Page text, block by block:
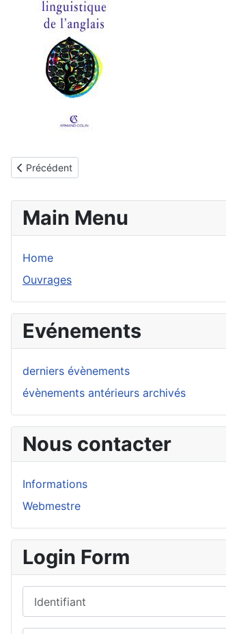
Main Menu
Home
Ouvrages
Evénements
derniers évènements
évènements antérieurs archivés
Nous contacter
Informations
Webmestre
Login Form
Article précédent : 1993, Les clés de la
Précédent